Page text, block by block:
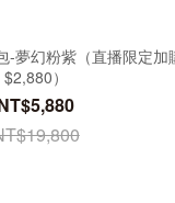
-夢幻粉紫（直播限定加
$2,880）